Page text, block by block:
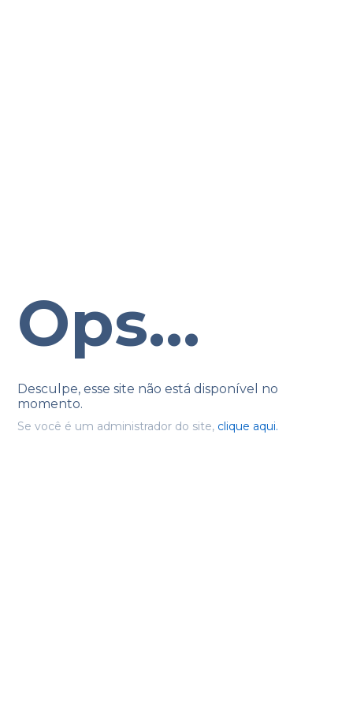
Ops...
Desculpe, esse site não está disponível no
momento.
Se você é um administrador do site, clique aqui.